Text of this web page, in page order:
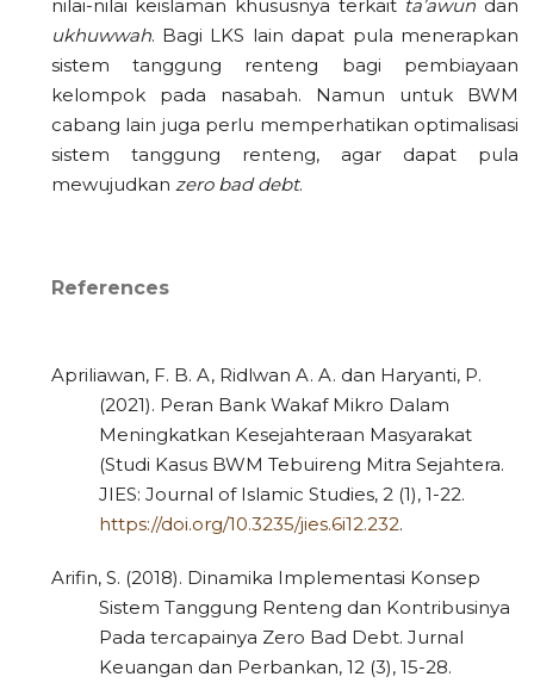
nilai-nilai keislaman khususnya terkait ta’awun dan
ukhuwwah. Bagi LKS lain dapat pula menerapkan
sistem tanggung renteng bagi pembiayaan
kelompok pada nasabah. Namun untuk BWM
cabang lain juga perlu memperhatikan optimalisasi
sistem tanggung renteng, agar dapat pula
mewujudkan zero bad debt.
References
Apriliawan, F. B. A, Ridlwan A. A. dan Haryanti, P.
(2021). Peran Bank Wakaf Mikro Dalam
Meningkatkan Kesejahteraan Masyarakat
(Studi Kasus BWM Tebuireng Mitra Sejahtera.
JIES: Journal of Islamic Studies, 2 (1), 1-22.
https://doi.org/10.3235/jies.6i12.232.
Arifin, S. (2018). Dinamika Implementasi Konsep
Sistem Tanggung Renteng dan Kontribusinya
Pada tercapainya Zero Bad Debt. Jurnal
Keuangan dan Perbankan, 12 (3), 15-28.